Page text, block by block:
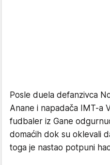
Posle duela defanzivca
Anane i napadača IMT-a
fudbaler iz Gane
domaćih dok su oklevali
toga je nastao potpuni